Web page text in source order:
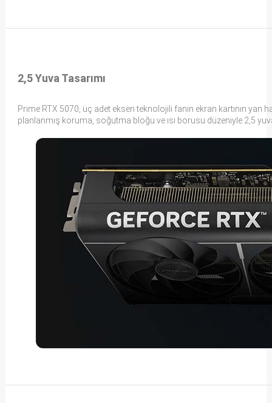
2,5 Yuva Tasarımı
Prime RTX 5070, üç adet eksen teknolojili fanın ekran kartının
planlanmış koruma, soğutma bloğu ve ısı borusu düzeniyle 2,5